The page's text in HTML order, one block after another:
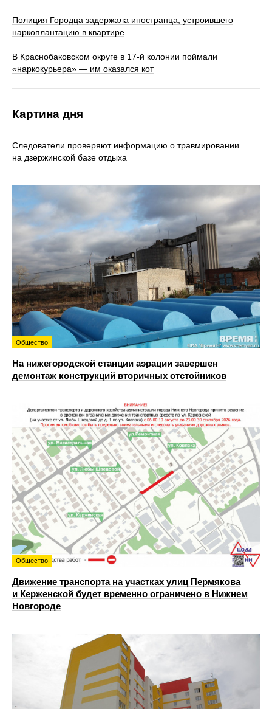
Полиция Городца задержала иностранца, устроившего
наркоплантацию в квартире
В Краснобаковском округе в 17‑й колонии поймали
«наркокурьера» — им оказался кот
Картина дня
Следователи проверяют информацию о травмировании
на дзержинской базе отдыха
Общество
На нижегородской станции аэрации завершен
демонтаж конструкций вторичных отстойников
Общество
Движение транспорта на участках улиц Пермякова
и Керженской будет временно ограничено в Нижнем
Новгороде